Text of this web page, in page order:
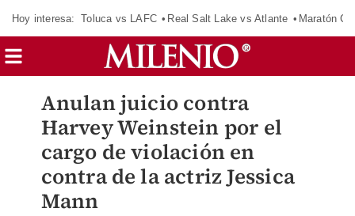
Hoy interesa: Toluca vs LAFC Real Salt Lake vs Atlante Maratón
Anulan juicio contra
Harvey Weinstein por el
cargo de violación en
contra de la actriz Jessica
Mann